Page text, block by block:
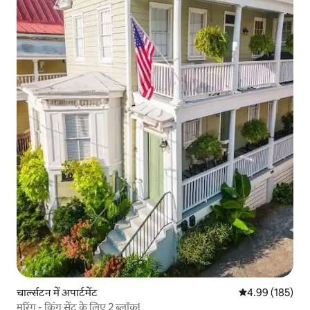
चार्ल्सटन में अपार्टमेंट औसत रेटिंग 5 में से
4.99 (185)
मूरिंग - किंग सेंट के लिए 2 ब्लॉक!